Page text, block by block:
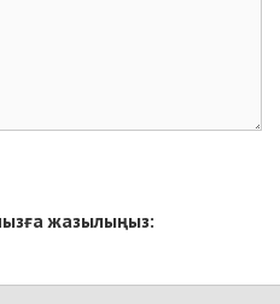
жазылыңыз: